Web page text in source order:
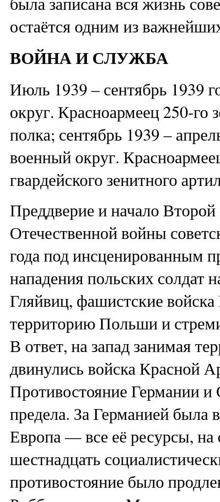
остаётся одним из
ВОЙНА И СЛУЖБА
Июль 1939 – сентябрь 1939
округ. Красноармеец 250-го
полка; сентябрь 1939 –
военный округ.
гвардейского зенитного
Преддверие и начало
Отечественной войны
года под инсценированным
нападения польских солдат
Гляйвиц, фашистские
территорию Польши и
В ответ, на запад занимая
двинулись войска Красной
Противостояние Германии
предела. За Германией была
Европа — все её ресурсы,
шестнадцать
противостояние было